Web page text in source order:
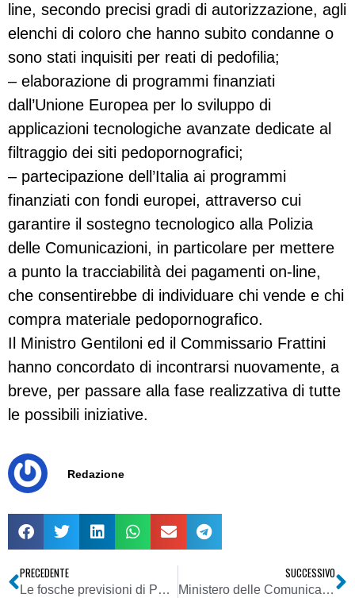
line, secondo precisi gradi di autorizzazione, agli
elenchi di coloro che hanno subito condanne o
sono stati inquisiti per reati di pedofilia;
– elaborazione di programmi finanziati
dall’Unione Europea per lo sviluppo di
applicazioni tecnologiche avanzate dedicate al
filtraggio dei siti pedopornografici;
– partecipazione dell’Italia ai programmi
finanziati con fondi europei, attraverso cui
garantire il sostegno tecnologico alla Polizia
delle Comunicazioni, in particolare per mettere
a punto la tracciabilità dei pagamenti on-line,
che consentirebbe di individuare chi vende e chi
compra materiale pedopornografico.
Il Ministro Gentiloni ed il Commissario Frattini
hanno concordato di incontrarsi nuovamente, a
breve, per passare alla fase realizzativa di tutte
le possibili iniziative.
Redazione
PRECEDENTE
Le fosche previsioni di Palmer
SUCCESSIVO
Ministero delle Comunicazioni assegna alla RAI per il 2007 un finanziamento di 33 mln di euro per lo sviluppo della tv digitale